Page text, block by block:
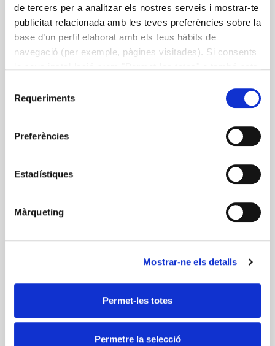
de tercers per a analitzar els nostres serveis i mostrar-te
publicitat relacionada amb les teves preferències sobre la
base d’un perfil elaborat amb els teus hàbits de
navegació (per exemple, pàgines visitades). Si consents
informació a la nostra
Requeriments
Preferències
Estadístiques
Màrqueting
Mostrar-ne els detalls
Permet-les totes
Permetre la selecció